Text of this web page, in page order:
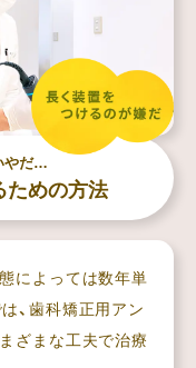
やだ…
ための方法
によっては数年単
、歯科矯正用アン
ざまな工夫で治療